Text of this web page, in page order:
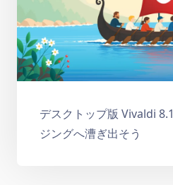
デスクトップ版 Vivaldi
ジングへ漕ぎ出そう